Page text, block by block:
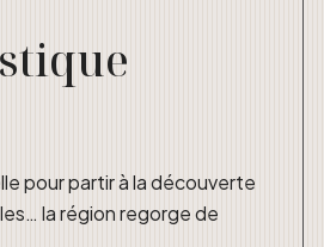
pour partir à la découverte
la région regorge de